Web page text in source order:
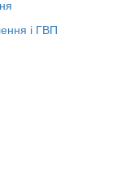
і ГВП